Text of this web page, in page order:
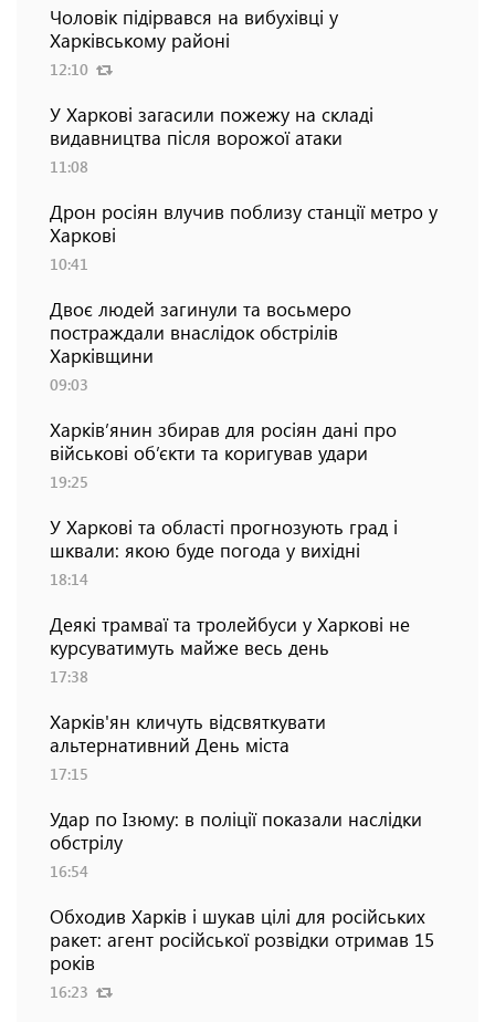
Чоловік підірвався на вибухівці у
Харківському районі
12:10
У Харкові загасили пожежу на складі
видавництва після ворожої атаки
11:08
Дрон росіян влучив поблизу станції метро у
Харкові
10:41
Двоє людей загинули та восьмеро
постраждали внаслідок обстрілів
Харківщини
09:03
Харків’янин збирав для росіян дані про
військові об’єкти та коригував удари
19:25
У Харкові та області прогнозують град і
шквали: якою буде погода у вихідні
18:14
Деякі трамваї та тролейбуси у Харкові не
курсуватимуть майже весь день
17:38
Харків'ян кличуть відсвяткувати
альтернативний День міста
17:15
Удар по Ізюму: в поліції показали наслідки
обстрілу
16:54
Обходив Харків і шукав цілі для російських
ракет: агент російської розвідки отримав 15
років
16:23